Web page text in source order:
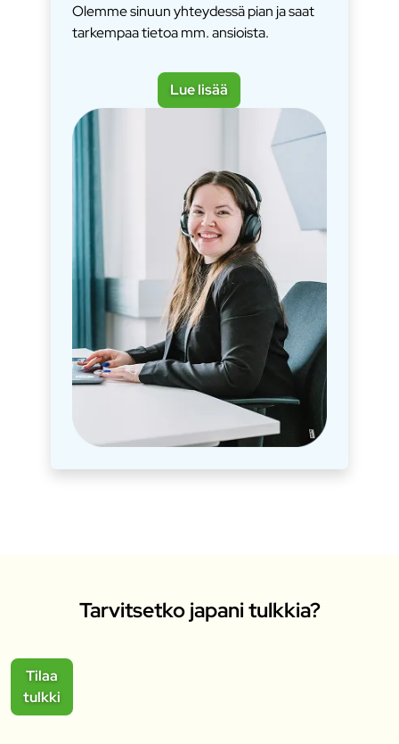
Olemme sinuun yhteydessä pian ja saat
tarkempaa tietoa mm. ansioista.
Lue lisää
Tarvitsetko japani tulkkia?
Tilaa
tulkki